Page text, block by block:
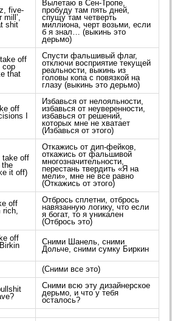
five-
mill’,
shit
Вылетаю в Сен-Тропе,
пробуду там пять дней,
спущу там четверть
миллиона, черт возьми, если
б я знал… (выкинь это
дерьмо)
off
cop
that
Спусти фальшивый флаг,
отключи восприятие текущей
реальности, выкинь из
головы копа с повязкой на
глазу (выкинь это дерьмо)
off
I
Избавься от нелояльности,
избавься от неуверенности,
избавься от решений,
которых мне не хватает
(Избавься от этого)
take off
the
it off)
Откажись от дип-фейков,
откажись от фальшивой
многозначительности,
перестань твердить «Я на
мели», мне не все равно
(Откажись от этого)
off
rich,
Отбрось сплетни, отбрось
навязанную логику, что если
я богат, то я уникален
(Отбрось это)
off
Сними Шанель, сними
Дольче, сними сумку Биркин
(Сними все это)
Сними всю эту дизайнерское
дерьмо, и что у тебя
осталось?